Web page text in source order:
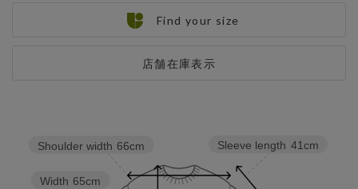
店舗在庫表示
Find your size
Sleeve length 41cm
Width 65cm
Shoulder width 66cm